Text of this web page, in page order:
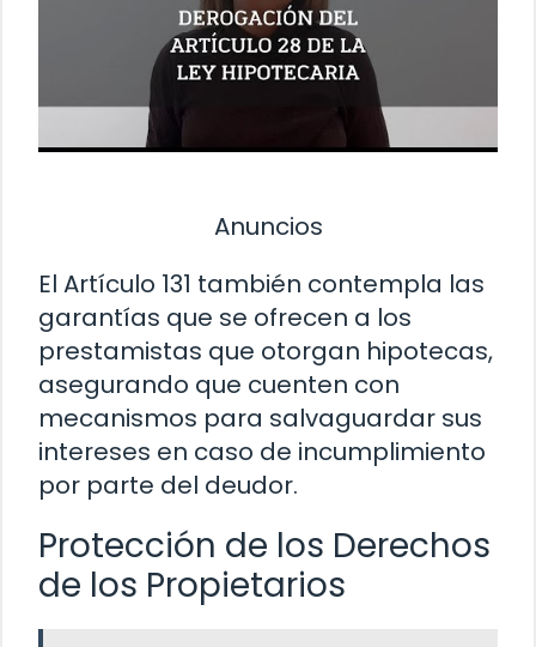
Anuncios
El Artículo 131 también contempla las
garantías que se ofrecen a los
prestamistas que otorgan hipotecas,
asegurando que cuenten con
mecanismos para salvaguardar sus
intereses en caso de incumplimiento
por parte del deudor.
Protección de los Derechos
de los Propietarios